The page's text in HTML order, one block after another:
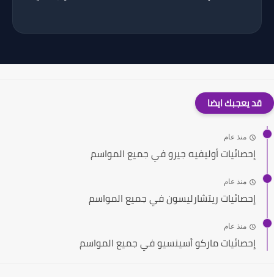
قد يعجبك ايضا
منذ عام
إحصائيات أوليفيه جيرو في جميع المواسم
منذ عام
إحصائيات ريتشارليسون في جميع المواسم
منذ عام
إحصائيات ماركو أسينسيو في جميع المواسم